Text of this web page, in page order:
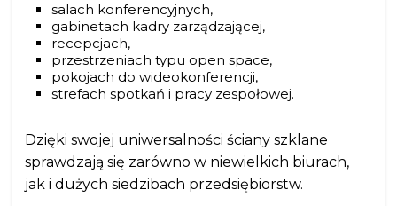
salach konferencyjnych,
gabinetach kadry zarządzającej,
recepcjach,
przestrzeniach typu open space,
pokojach do wideokonferencji,
strefach spotkań i pracy zespołowej.
Dzięki swojej uniwersalności ściany szklane
sprawdzają się zarówno w niewielkich biurach,
jak i dużych siedzibach przedsiębiorstw.